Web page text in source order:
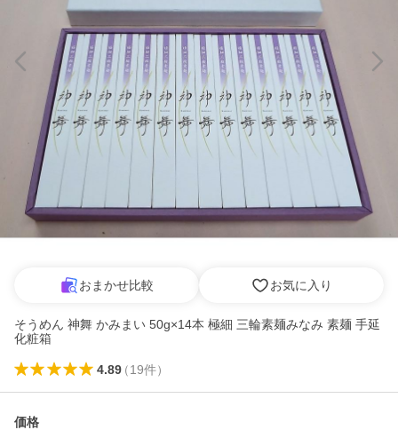
おまかせ比較 お気に入り
そうめん 神舞 かみまい 50g×14本 極細 三輪素麺みなみ 素麺 手延
化粧箱
4.89（19件）
価格